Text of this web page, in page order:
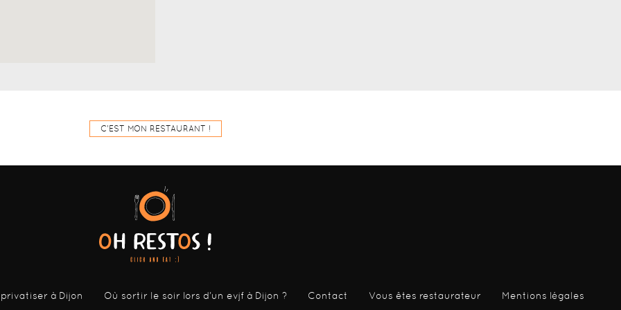
C'EST MON RESTAURANT !
à Dijon Où sortir le soir lors d’un evjf à Dijon ? Contact Vous êtes restaurateur Mentions légales